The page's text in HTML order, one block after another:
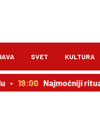
SVET KULTURA
Najmoćniji ritual sa